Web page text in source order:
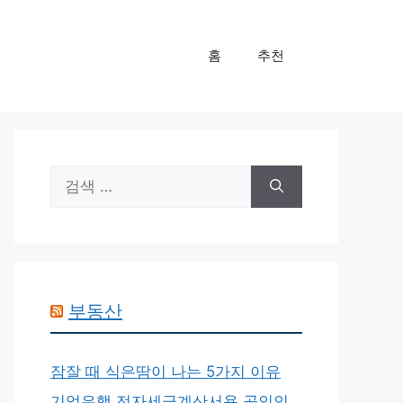
홈 추천
색:
부동산
잠잘 때 식은땀이 나는 5가지 이유